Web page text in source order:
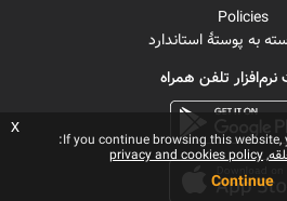
Policies
به پوستهٔ استاندارد
نرم‌افزار تلفن همراه
If you continue browsing this website,
privacy and cookies policy
Continue
x